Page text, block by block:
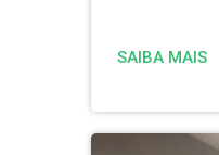
SAIBA MAIS